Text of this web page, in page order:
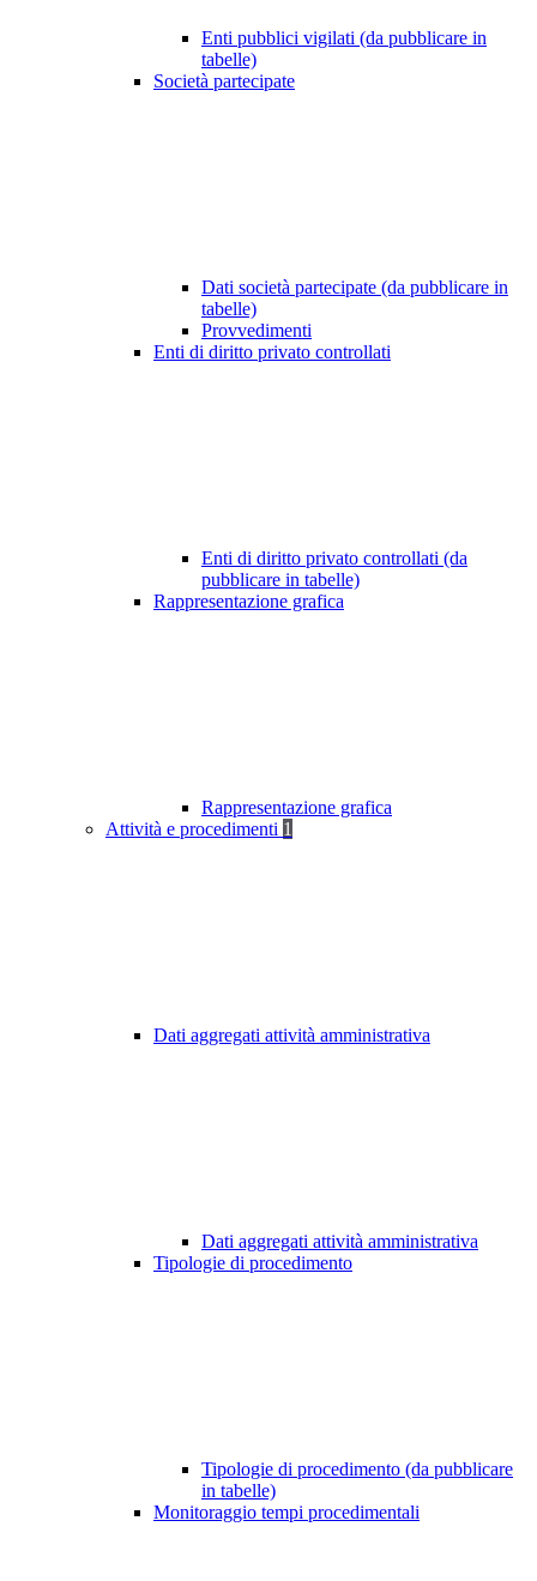
Enti pubblici vigilati (da pubblicare in
tabelle)
Società partecipate
Dati società partecipate (da pubblicare in
tabelle)
Provvedimenti
Enti di diritto privato controllati
Enti di diritto privato controllati (da
pubblicare in tabelle)
Rappresentazione grafica
Rappresentazione grafica
Attività e procedimenti 1
Dati aggregati attività amministrativa
Dati aggregati attività amministrativa
Tipologie di procedimento
Tipologie di procedimento (da pubblicare
in tabelle)
Monitoraggio tempi procedimentali